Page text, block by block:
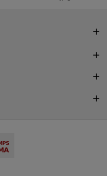



